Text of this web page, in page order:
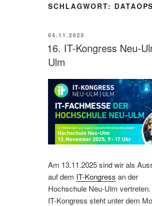
SCHLAGWORT: DATAOPS
VERÖFFENTLICHT
AM
04.11.2025
16. IT-Kongress Neu-
Ulm
Am 13.11.2025 sind wir als
auf dem IT-Kongress an der
Hochschule Neu-Ulm
IT-Kongress steht unter dem